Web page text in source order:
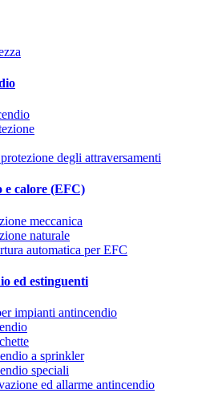
degli attraversamenti
e calore (EFC)
meccanica
naturale
automatica per EFC
ed estinguenti
impianti antincendio
a sprinkler
speciali
ed allarme antincendio